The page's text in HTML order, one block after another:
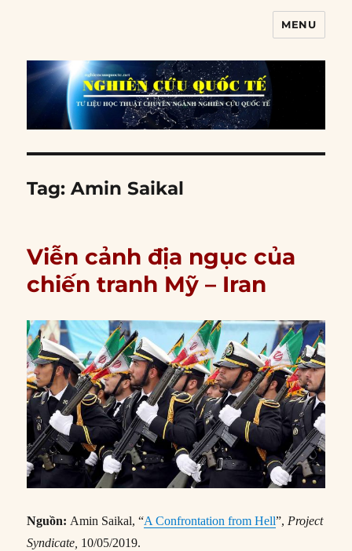
MENU
Tag:Amin Saikal
Viễn cảnh địa ngục của
chiến tranh Mỹ – Iran
Nguồn: Amin Saikal, “A Confrontation from Hell”, Project
Syndicate, 10/05/2019.